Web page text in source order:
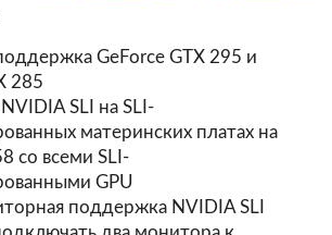
GeForce GTX 295 и
285
SLI на SLI-
материнских платах на
со всеми SLI-
GPU
поддержка NVIDIA SLI